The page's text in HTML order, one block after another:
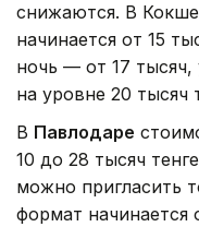
снижаются. В
начинается от 15
ночь — от 17
на уровне 20 тысяч
В Павлодаре
10 до 28 тысяч
можно пригласить
формат начинается